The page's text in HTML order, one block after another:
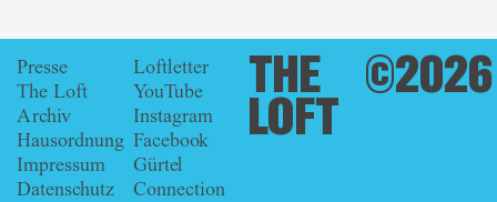
THE
LOFT
Presse
The Loft
Archiv
Hausordnung
Impressum
Datenschutz
Loftletter
YouTube
Instagram
Facebook
Gürtel
Connection
©2026